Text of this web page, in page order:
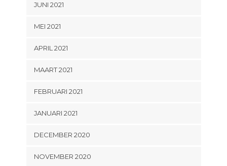
JUNI 2021
MEI 2021
APRIL 2021
MAART 2021
FEBRUARI 2021
JANUARI 2021
DECEMBER 2020
NOVEMBER 2020